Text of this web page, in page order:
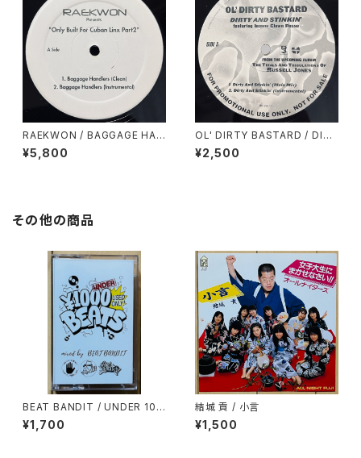
RAEKWON / BAGGAGE HAN
DLERS
¥5,800
OL' DIRTY BASTARD / DIRT
Y & STINKIN'
¥2,500
その他の商品
BEAT BANDIT / UNDER 100
0YEN BEATS(60 MINUTES
OF CHEAPNESS)
¥1,700
結城 貢 / 小言
¥1,500